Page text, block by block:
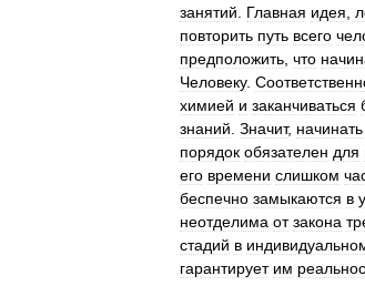
занятий
Главная идея
повторить путь всего
предположить что
Человеку.
химией и заканчиваться
знаний Значит, начинать
порядок обязателен для
его времени слишком
беспечно замыкаются в
неотделима от закона
стадий в
гарантирует им